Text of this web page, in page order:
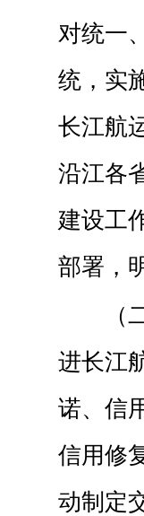
对统一
统，实
长江航
沿江各
建设工
部署，
进长江
诺、信
信用修
动制定